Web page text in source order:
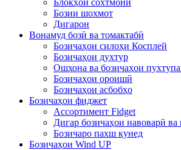
Бозии шохмот
Дигарон
Вонамуд бозӣ ва томактабӣ
Бозичаҳои силоҳи Косплей
Бозичаҳои духтур
Ошхона ва бозичаҳои
Бозичаҳои ороишӣ
Бозичаҳои асбобҳо
Бозичаҳои фиджет
Ассортимент Fidget
Дигар бозичаҳои навоварӣ ва
Бозичаро пахш кунед
Бозичаҳои Wind UP